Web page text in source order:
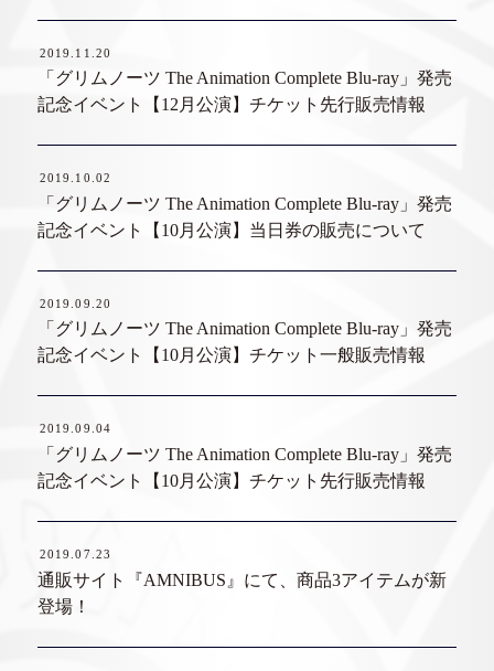
2019.11.20
「グリムノーツ The Animation Complete Blu-ray」発売
記念イベント【12月公演】チケット先行販売情報
2019.10.02
「グリムノーツ The Animation Complete Blu-ray」発売
記念イベント【10月公演】当日券の販売について
2019.09.20
「グリムノーツ The Animation Complete Blu-ray」発売
記念イベント【10月公演】チケット一般販売情報
2019.09.04
「グリムノーツ The Animation Complete Blu-ray」発売
記念イベント【10月公演】チケット先行販売情報
2019.07.23
通販サイト『AMNIBUS』にて、商品3アイテムが新
登場！